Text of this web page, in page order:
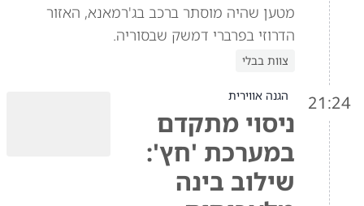
מטען שהיה מוסתר ברכב בג'רמאנא, האזור
הדרוזי בפרברי דמשק שבסוריה.
צוות בבלי
21:24 הגנה אווירית
ניסוי מתקדם
במערכת 'חץ':
שילוב בינה